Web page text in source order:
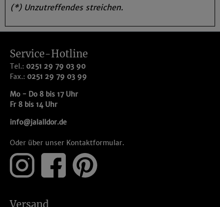
(*) Unzutreffendes streichen.
Service-Hotline
Tel.: 0251 29 79 03 90
Fax.: 0251 29 79 03 99
Mo - Do 8 bis 17 Uhr
Fr 8 bis 14 Uhr
info@jalalldor.de
Oder über unser Kontaktformular.
Versand